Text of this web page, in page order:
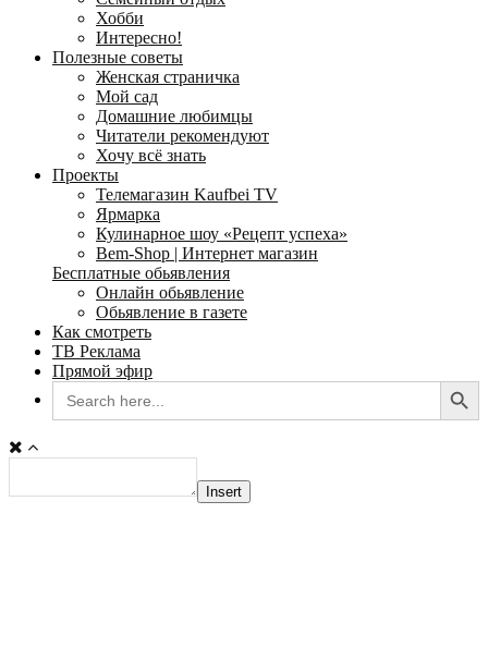
Хобби
Интересно!
Полезные советы
Женская страничка
Мой сад
Домашние любимцы
Читатели рекомендуют
Хочу всё знать
Проекты
Телемагазин Kaufbei TV
Ярмарка
Кулинарное шоу «Рецепт успеха»
Bem-Shop | Интернет магазин
Бесплатные обьявления
Онлайн обьявление
Обьявление в газете
Как смотреть
ТВ Реклама
Прямой эфир
Search
for:
Search Button
Insert